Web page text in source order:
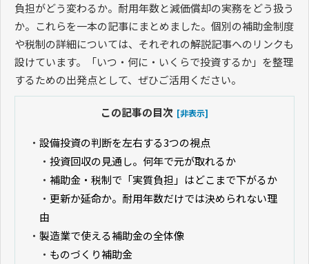
負担がどう変わるか。耐用年数と減価償却の実務をどう扱う
か。これらを一本の記事にまとめました。個別の補助金制度
や税制の詳細については、それぞれの解説記事へのリンクも
設けています。「いつ・何に・いくらで投資するか」を整理
するための出発点として、ぜひご活用ください。
この記事の目次 [非表示]
・ 設備投資の判断を左右する3つの視点
・ 投資回収の見通し。何年で元が取れるか
・ 補助金・税制で「実質負担」はどこまで下がるか
・ 更新か延命か。耐用年数だけでは決められない理
由
・ 製造業で使える補助金の全体像
・ ものづくり補助金